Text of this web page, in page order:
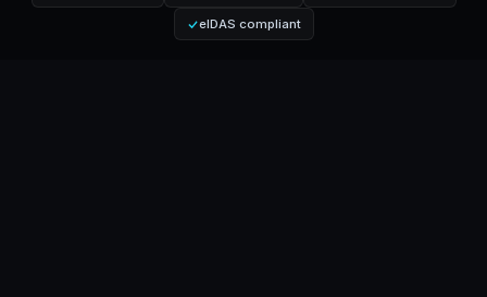
eIDAS compliant